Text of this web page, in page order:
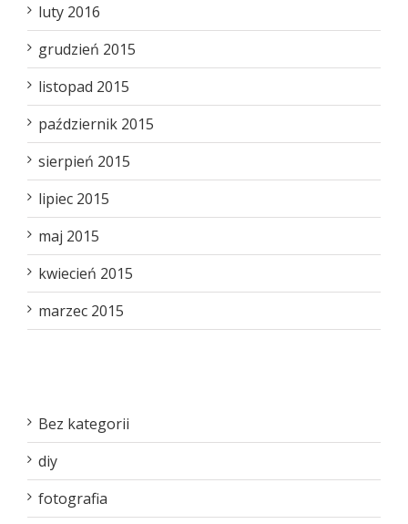
luty 2016
grudzień 2015
listopad 2015
październik 2015
sierpień 2015
lipiec 2015
maj 2015
kwiecień 2015
marzec 2015
Bez kategorii
diy
fotografia